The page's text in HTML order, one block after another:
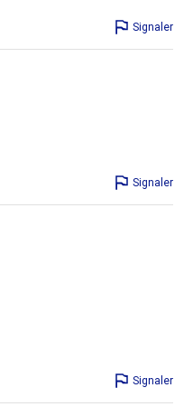
Signaler
Signaler
Signaler